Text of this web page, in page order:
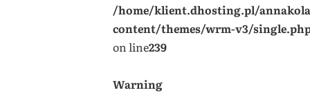
/home/klient.dhosting.pl/
content/themes/wrm-v3/
on line239
Warning